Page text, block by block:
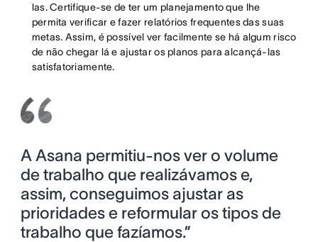
las. Certifique-se de ter um planejamento que lhe
permita verificar e fazer relatórios frequentes das suas
metas. Assim, é possível ver facilmente se há algum risco
de não chegar lá e ajustar os planos para alcançá-las
satisfatoriamente.
A Asana permitiu-nos ver o volume
de trabalho que realizávamos e,
assim, conseguimos ajustar as
prioridades e reformular os tipos de
trabalho que fazíamos.”